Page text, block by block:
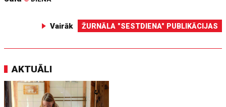
Vairāk ŽURNĀLA "SESTDIENA" PUBLIKĀCIJAS
AKTUĀLI